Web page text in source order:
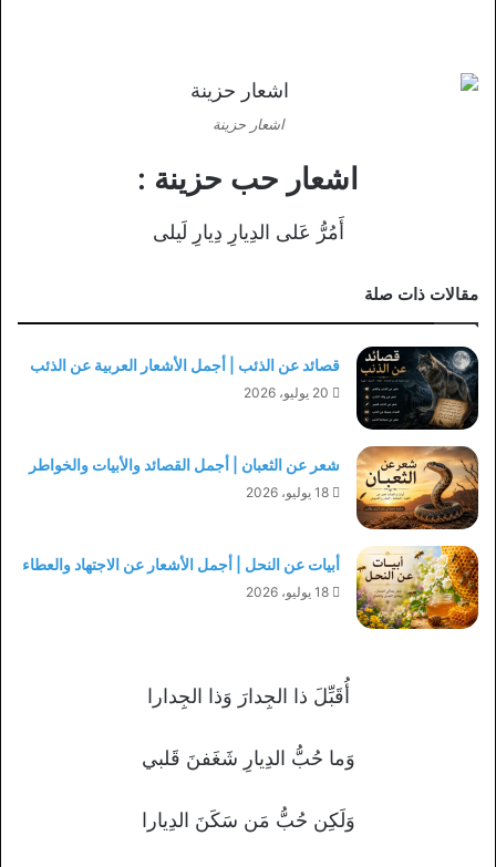
اشعار حزينة
اشعار حب حزينة :
أَمُرُّ عَلى الدِيارِ دِيارِ لَيلى
مقالات ذات صلة
قصائد عن الذئب | أجمل الأشعار العربية عن الذئب
20 يوليو، 2026
شعر عن الثعبان | أجمل القصائد والأبيات والخواطر
18 يوليو، 2026
أبيات عن النحل | أجمل الأشعار عن الاجتهاد والعطاء
18 يوليو، 2026
أُقَبِّلَ ذا الجِدارَ وَذا الجِدارا
وَما حُبُّ الدِيارِ شَغَفنَ قَلبي
وَلَكِن حُبُّ مَن سَكَنَ الدِيارا